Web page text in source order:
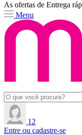
As ofertas de Entrega
Menu
12
Entre ou cadastre-se